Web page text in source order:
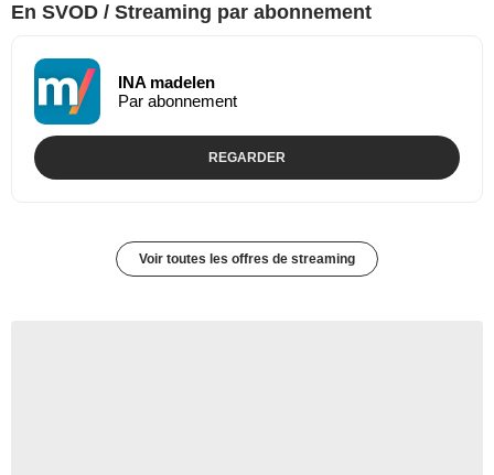
En SVOD / Streaming par abonnement
INA madelen
Par abonnement
REGARDER
Voir toutes les offres de streaming